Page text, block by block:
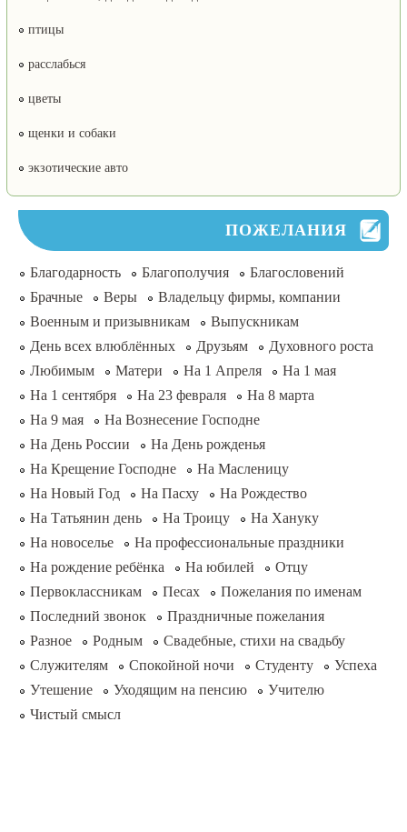
птицы
расслабься
цветы
щенки и собаки
экзотические авто
ПОЖЕЛАНИЯ
Благодарность Благополучия
Благословений
Брачные
Веры
Владельцу фирмы, компании
Военным и призывникам
Выпускникам
День всех влюблённых
Друзьям
Духовного роста
Любимым
Матери На 1 Апреля
На 1 мая
На 1 сентября
На 23 февраля
На 8 марта
На 9 мая
На Вознесение Господне
На День России
На День рожденья
На Крещение Господне
На Масленицу
На Новый Год
На Пасху
На Рождество
На Татьянин день
На Троицу
На Хануку
На новоселье
На профессиональные праздники
На рождение ребёнка
На юбилей
Отцу
Первоклассникам
Песах
Пожелания по именам
Последний звонок
Праздничные пожелания
Разное
Родным
Свадебные, стихи на свадьбу
Служителям
Спокойной ночи Студенту
Успеха
Утешение
Уходящим на пенсию
Учителю
Чистый смысл